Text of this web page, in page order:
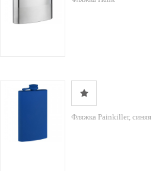
Фляжка Painkiller, синяя